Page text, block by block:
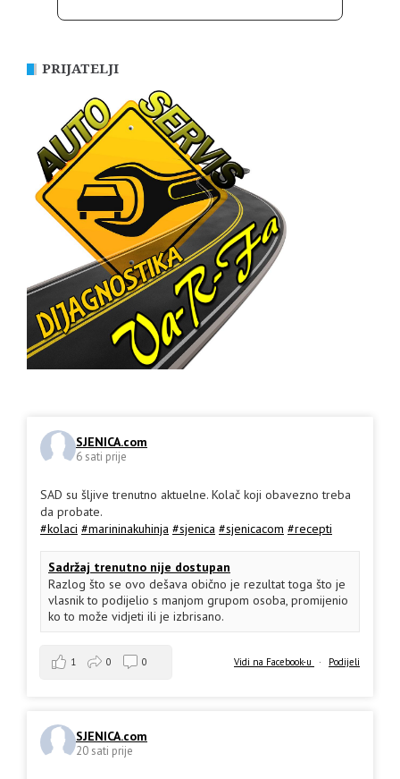
PRIJATELJI
SJENICA.com
6 sati prije
SAD su šljive trenutno aktuelne. Kolač koji obavezno treba
da probate.
#kolaci #marininakuhinja #sjenica #sjenicacom #recepti
Sadržaj trenutno nije dostupan
Razlog što se ovo dešava obično je rezultat toga što je
vlasnik to podijelio s manjom grupom osoba, promijenio
ko to može vidjeti ili je izbrisano.
Vidi na Facebook-u · Podijeli
1 0 0
SJENICA.com
20 sati prije